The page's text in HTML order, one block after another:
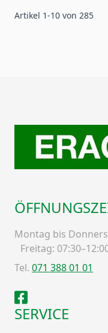
Artikel 1-10 von 285
Montag bis
Freitag:
Tel. 071 388 01 01
Facebook
SERVICE